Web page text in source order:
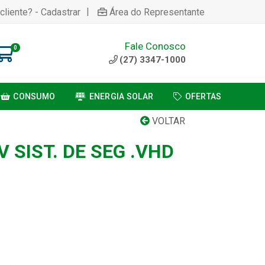
- Cadastrar | Área do Representante
0 Fale Conosco
(27) 3347-1000
CONSUMO ENERGIA SOLAR OFERTAS
VOLTAR
SIST. DE SEG .VHD